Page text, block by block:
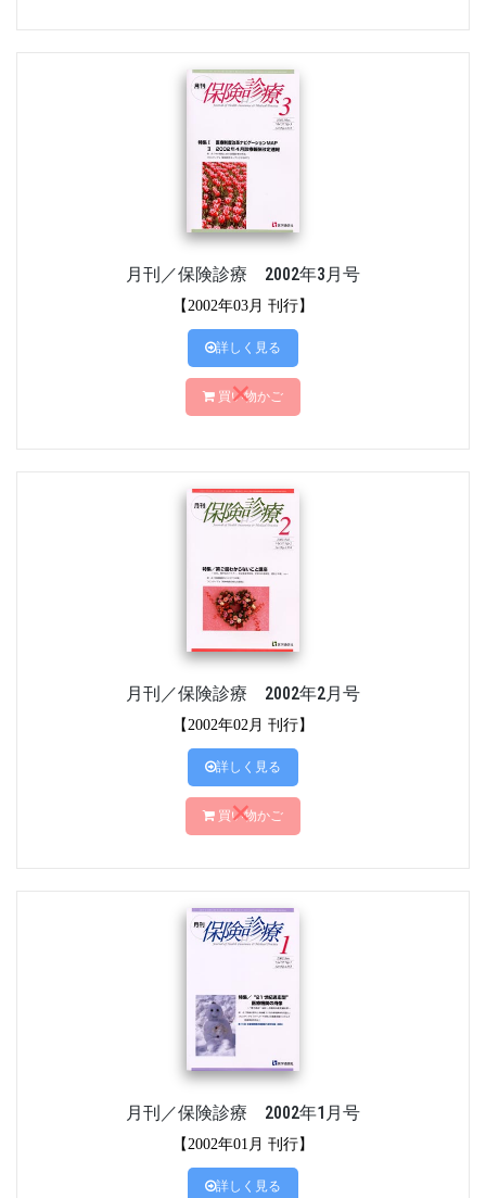
月刊／保険診療 2002年3月号
【2002年03月 刊行】
詳しく見る
買い物かご
月刊／保険診療 2002年2月号
【2002年02月 刊行】
詳しく見る
買い物かご
月刊／保険診療 2002年1月号
【2002年01月 刊行】
詳しく見る